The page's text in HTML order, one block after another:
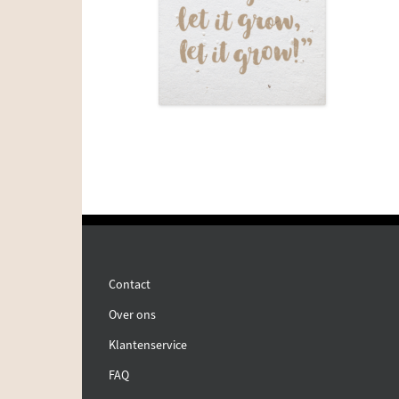
Contact
Over ons
Klantenservice
FAQ